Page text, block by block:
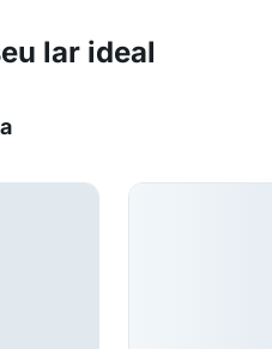
lar ideal